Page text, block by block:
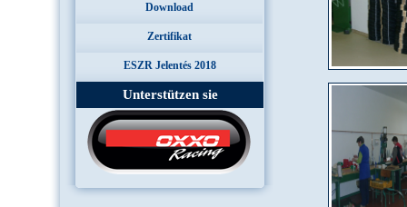
Download
Zertifikat
ESZR Jelentés 2018
Unterstützen sie